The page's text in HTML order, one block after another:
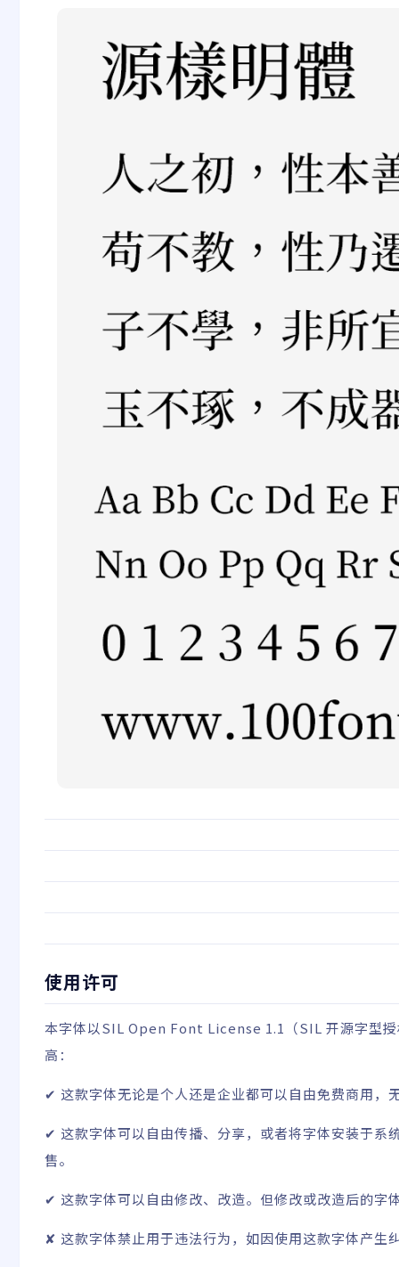
使用许可
本字体以SIL Open Font License 1.1
（SIL 开源字型
高：
✔ 这款字体无论是个人还是企业都可以自由免费商用，
✔ 这款字体可以自由传播、分享，或者将字体安装于系
售。
✔ 这款字体可以自由修改、改造。但修改或改造后的
✘ 这款字体禁止用于违法行为，如因使用这款字体产生